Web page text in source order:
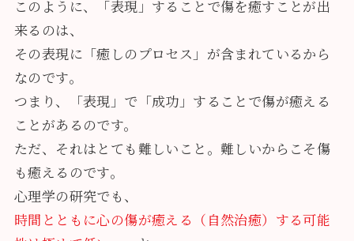
このように、「表現」することで傷を癒すことが出
来るのは、
その表現に「癒しのプロセス」が含まれているから
なのです。
つまり、「表現」で「成功」することで傷が癒える
ことがあるのです。
ただ、それはとても難しいこと。難しいからこそ傷
も癒えるのです。
心理学の研究でも、
時間とともに心の傷が癒える（自然治癒）する可能